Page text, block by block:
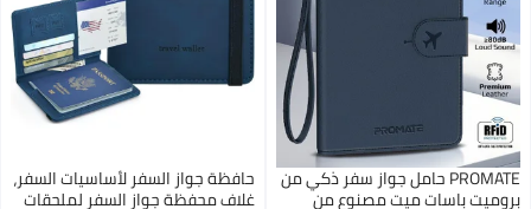
PROMATE حامل جواز سفر ذكي من
بروميت باسات ميت مصنوع من
حافظة جواز السفر لأساسيات السفر،
غلاف محفظة جواز السفر لملحقات